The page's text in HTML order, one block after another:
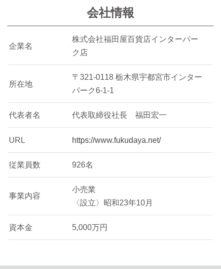
会社情報
企業名
株式会社福田屋百貨店インターパー
ク店
所在地
〒321-0118 栃木県宇都宮市インター
パーク6-1-1
代表者名 代表取締役社長 福田宏一
URL https://www.fukudaya.net/
従業員数 926名
事業内容
小売業
〈設立〉昭和23年10月
資本金 5,000万円